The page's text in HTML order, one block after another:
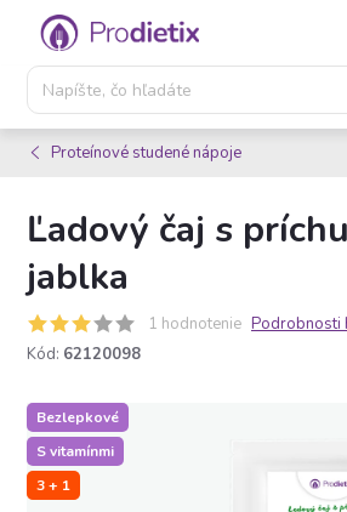
Prejsť
obsah
Proteínové studené nápoje
Ľadový čaj s
jablka
1 hodnotenie Podrobnosti
Kód: 62120098
Bezlepkové
S vitamínmi
3 + 1